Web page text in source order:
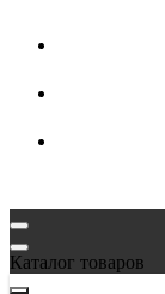
Каталог товаров